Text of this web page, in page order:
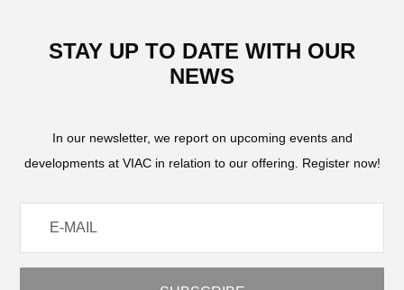
STAY UP TO DATE WITH OUR
NEWS
In our newsletter, we report on upcoming events and
developments at VIAC in relation to our offering. Register now!